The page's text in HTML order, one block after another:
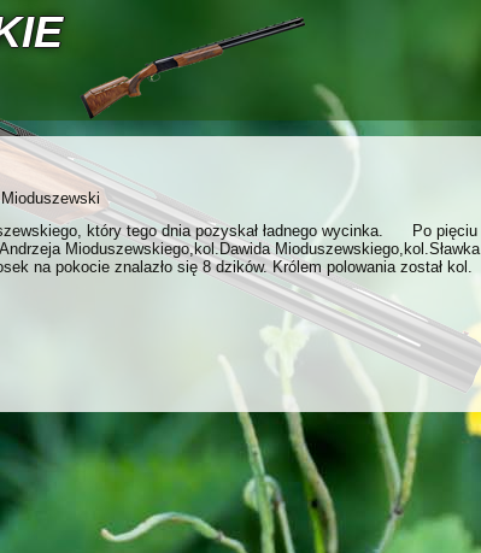
który tego dnia pozyskał ładnego wycinka. Po pięciu
Mioduszewskiego,kol.Dawida Mioduszewskiego,kol.Sławka
na pokocie znalazło się 8 dzików. Królem polowania został kol.